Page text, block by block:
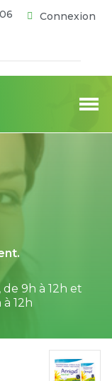
Connexion
9h à 12h et
12h